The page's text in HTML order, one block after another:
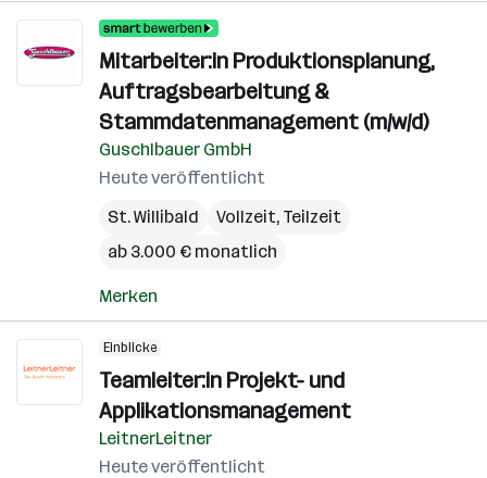
Mitarbeiter:in Produktionsplanung,
Auftragsbearbeitung &
Stammdatenmanagement (m/w/d)
Guschlbauer GmbH
Heute veröffentlicht
St. Willibald
Vollzeit, Teilzeit
ab 3.000 € monatlich
Merken
Einblicke
Teamleiter:in Projekt- und
Applikationsmanagement
LeitnerLeitner
Heute veröffentlicht